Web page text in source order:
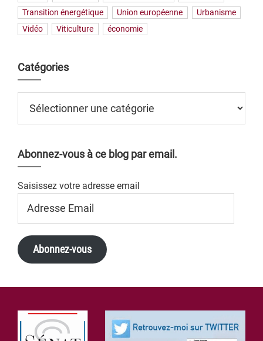
Transition énergétique
Union européenne
Urbanisme
Vidéo
Viticulture économie
Catégories
Abonnez-vous à ce blog par email.
Saisissez votre adresse email
Email
Abonnez-vous
Footer